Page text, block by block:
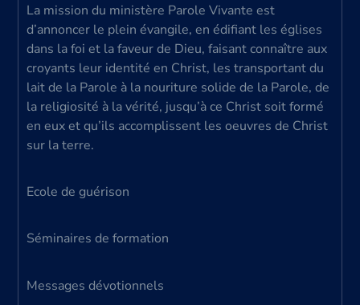
La mission du ministère Parole Vivante est
d’annoncer le plein évangile, en édifiant les églises
dans la foi et la faveur de Dieu, faisant connaître aux
croyants leur identité en Christ, les transportant du
lait de la Parole à la nouriture solide de la Parole, de
la religiosité à la vérité, jusqu’à ce Christ soit formé
en eux et qu’ils accomplissent les oeuvres de Christ
sur la terre.
Ecole de guérison
Séminaires de formation
Messages dévotionnels